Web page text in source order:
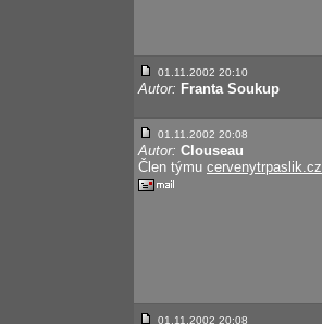
01.11.2002 20:10
Autor: Franta Soukup
01.11.2002 20:08
Autor: Clouseau
Člen týmu cervenytrpaslik.cz
01.11.2002 20:08